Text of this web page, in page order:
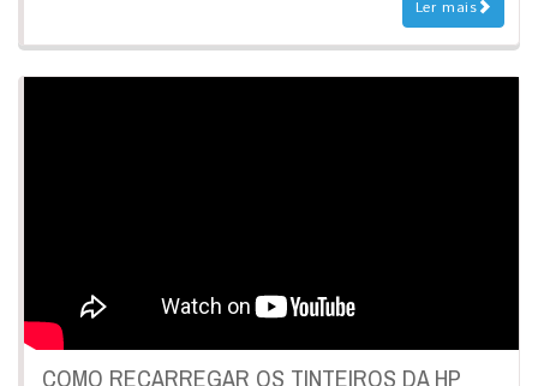
Ler mais
COMO RECARREGAR OS TINTEIROS DA HP